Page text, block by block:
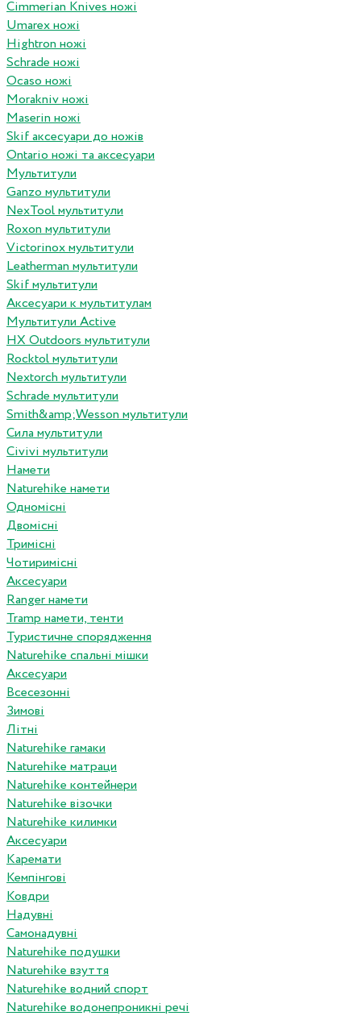
Cimmerian Knives ножі
Umarex ножі
Hightron ножі
Schrade ножі
Ocaso ножі
Morakniv ножі
Maserin ножі
Skif аксесуари до ножів
Ontario ножі та аксесуари
Мультитули
Ganzo мультитули
NexTool мультитули
Roxon мультитули
Victorinox мультитули
Leatherman мультитули
Skif мультитули
Аксесуари к мультитулам
Мультитули Active
HX Outdoors мультитули
Rocktol мультитули
Nextorch мультитули
Schrade мультитули
Smith&amp;Wesson мультитули
Сила мультитули
Civivi мультитули
Намети
Naturehike намети
Одномісні
Двомісні
Тримісні
Чотиримісні
Аксесуари
Ranger намети
Tramp намети, тенти
Туристичне спорядження
Naturehike спальні мішки
Аксесуари
Всесезонні
Зимові
Літні
Naturehike гамаки
Naturehike матраци
Naturehike контейнери
Naturehike візочки
Naturehike килимки
Аксесуари
Каремати
Кемпінгові
Ковдри
Надувні
Самонадувні
Naturehike подушки
Naturehike взуття
Naturehike водний спорт
Naturehike водонепроникні речі